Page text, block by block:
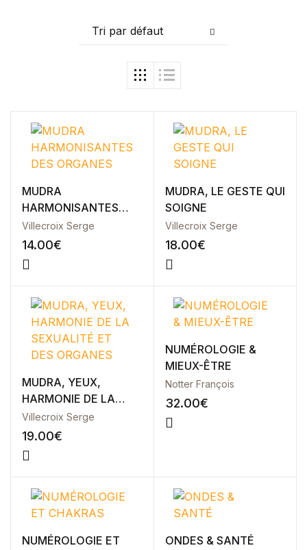
Home v5
Home v6
Home v7
Home v9
Home v10
Home v11
Home v12
Home v13
Single Product v2
Single Product v3
Single Product v4
Single Product v5
Single Product v6
Single Product v7
Shop Cart
Shop Checkout
Shop My account
Shop List v2
Shop List v3
Shop List v4
Shop List v5
Shop List v7
Tri par défaut
MUDRA
HARMONISANTES
DES ORGANES
Villecroix Serge
14.00€
MUDRA, LE GESTE QUI
SOIGNE
Villecroix Serge
18.00€
MUDRA, YEUX,
HARMONIE DE LA
SEXUALITÉ ET DES
ORGANES
Villecroix Serge
19.00€
NUMÉROLOGIE &
MIEUX-ÊTRE
Notter François
32.00€
NUMÉROLOGIE ET
ONDES & SANTÉ